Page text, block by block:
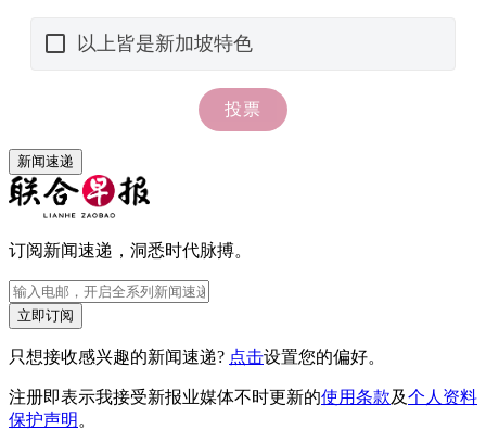
新闻速递
订阅新闻速递，洞悉时代脉搏。
立即订阅
只想接收感兴趣的新闻速递? 点击设置您的偏好。
注册即表示我接受新报业媒体不时更新的使用条款及个人资料
保护声明 。